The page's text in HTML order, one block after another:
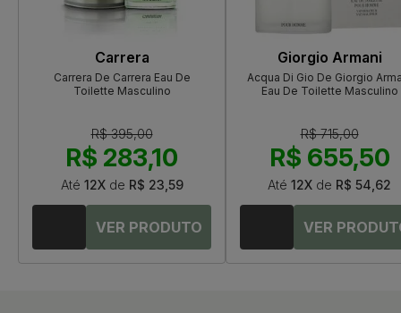
Carrera
Carrera De Carrera Eau De
Toilette Masculino
R$ 395,00
R$ 283,10
Até 12Xde R$ 23,59
Giorgio Armani
Acqua Di Gio De Giorgio
Eau De Toilette Masculino
R$ 715,00
R$ 655,50
Até 12X de R$ 54,62